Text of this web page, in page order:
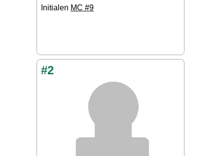
Initialen MC #9
#2